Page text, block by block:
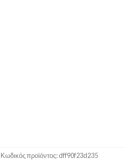
Κωδικός προϊόντος:dff90f23d235